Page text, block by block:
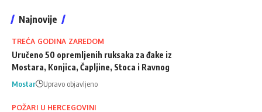
Najnovije
TREĆA GODINA ZAREDOM
Uručeno 50 opremljenih ruksaka za đake iz
Mostara, Konjica, Čapljine, Stoca i Ravnog
Mostar Upravo objavljeno
POŽARI U HERCEGOVINI